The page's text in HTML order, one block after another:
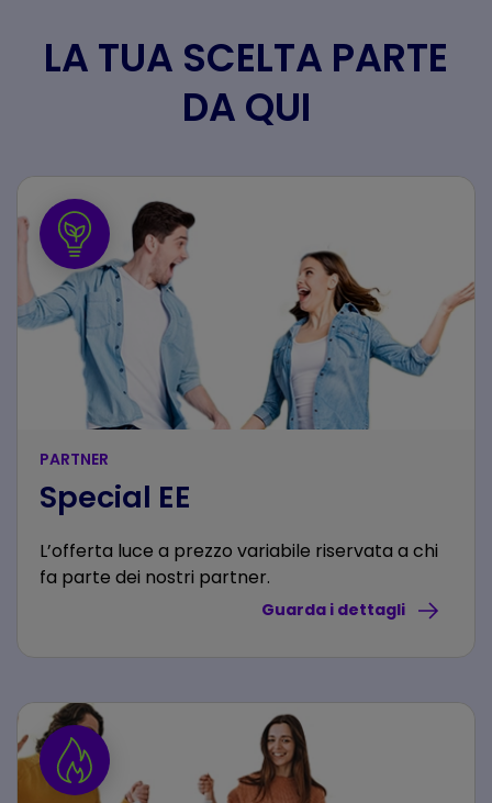
LA TUA SCELTA PARTE
DA QUI
PARTNER
Special EE
L’offerta luce a prezzo variabile riservata a chi
fa parte dei nostri partner.
Guarda i dettagli